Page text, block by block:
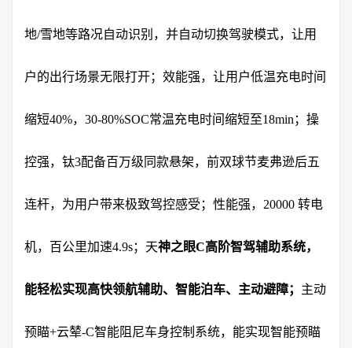
地/雪地等路况自动识别，并自动切换驾驶模式，让用
户的出行场景无限打开；效能强，让用户低温充电时间
缩短40%，30-80%SOC常温充电时间缩短至18min；操
控强，钛3配备百万级同款悬架，前双球节麦弗逊后五
连杆，为用户带来极致驾控感受；性能强，20000 转电
机，百公里加速4.9s；天神之眼C高阶智驾辅助系统，
能轻松实现高快领航辅助、智能泊车、主动避障； 主动
预瞄+云辇-C智能阻尼车身控制系统，能实现智能预瞄